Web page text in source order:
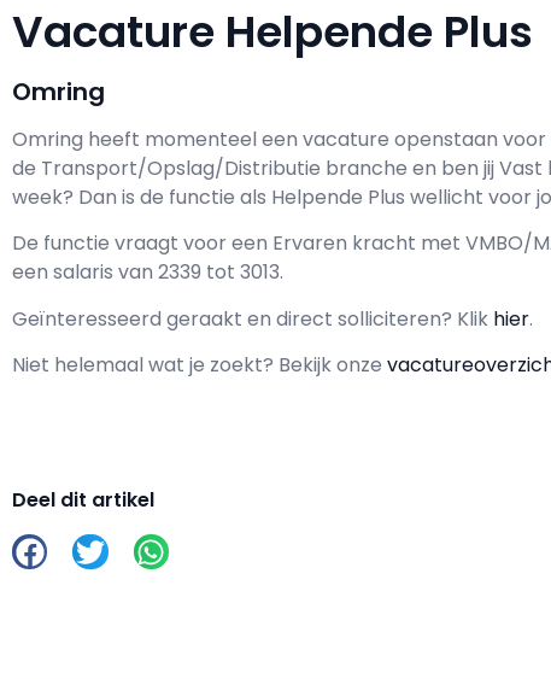
Vacature Helpende Plus
Omring
Omring heeft momenteel een vacature openstaan voor
de Transport/Opslag/Distributie branche en ben jij Vast
week? Dan is de functie als Helpende Plus wellicht voor
De functie vraagt voor een Ervaren kracht met VMBO/
een salaris van 2339 tot 3013.
Geïnteresseerd geraakt en direct solliciteren? Klik hier.
Niet helemaal wat je zoekt? Bekijk onze
Deel dit artikel